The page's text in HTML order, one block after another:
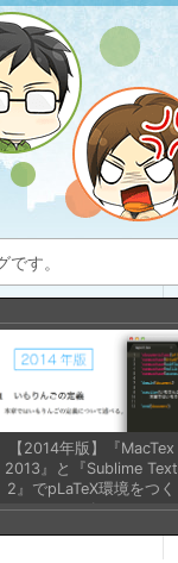
す。
【2014年版】『MacTex
2013』と『Sublime Text
2』でpLaTeX環境をつく
る